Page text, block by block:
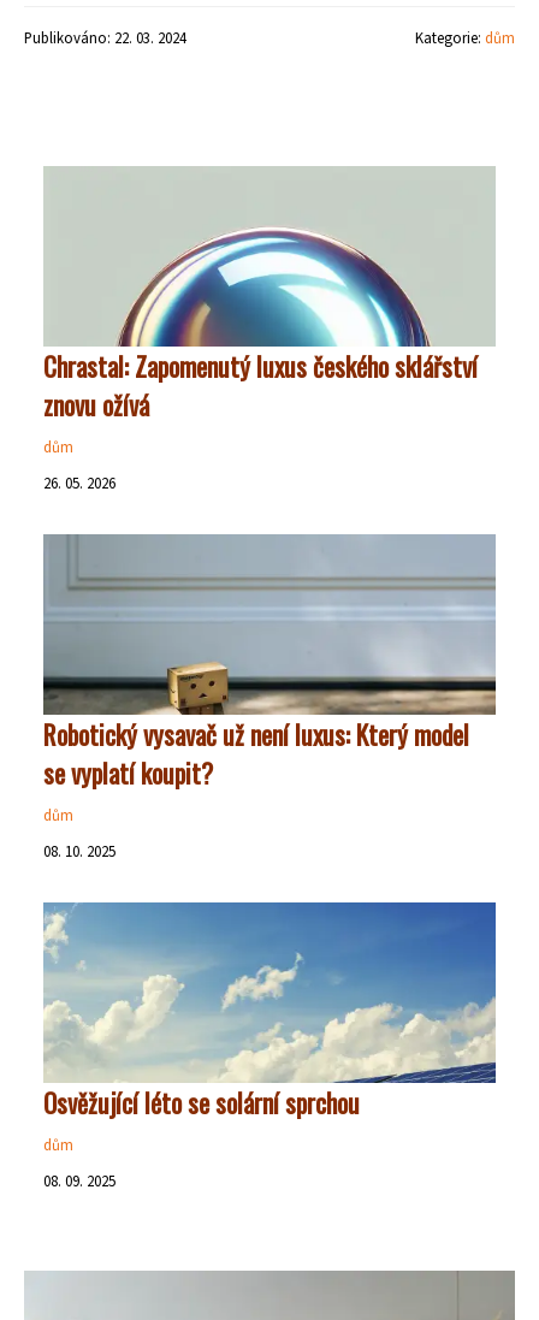
Publikováno: 22. 03. 2024 Kategorie: dům
Chrastal: Zapomenutý luxus českého sklářství
znovu ožívá
dům
26. 05. 2026
Robotický vysavač už není luxus: Který model
se vyplatí koupit?
dům
08. 10. 2025
Osvěžující léto se solární sprchou
dům
08. 09. 2025